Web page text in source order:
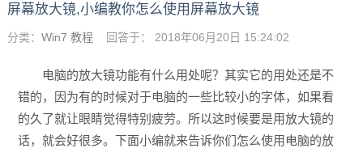
屏幕放大镜,小编教你怎么使用屏幕放大镜
分类： Win7 教程 回答于： 2018年06月20日 15:24:02
电脑的放大镜功能有什么用处呢？其实它的用处还是不
错的，因为有的时候对于电脑的一些比较小的字体，如果看
的久了就让眼睛觉得特别疲劳。所以这时候要是用放大镜的
话，就会好很多。下面小编就来告诉你们怎么使用电脑的放